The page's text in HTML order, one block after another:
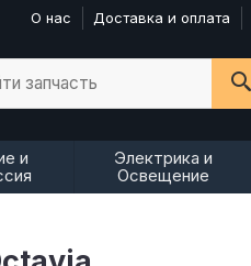
О нас Доставка и оплата
запчасть
и
Электрика и
Освещение